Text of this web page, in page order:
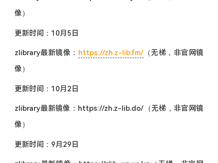
像）
更新时间：10月5日
zlibrary最新镜像： https://zh.z-lib.fm/（无梯，非官网镜
像）
更新时间：10月2日
zlibrary最新镜像：https://zh.z-lib.do/（无梯，非官网镜
像）
更新时间：9月29日